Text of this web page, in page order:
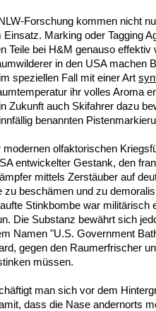
Forschung kommen nicht
Einsatz. Marking oder Tagging
Teile bei H&M genauso effektiv
in den USA machen
speziellen Fall mit einer Art
ihr volles Aroma
Zukunft auch Skifahrer dazu
benannten
olfaktorischen
entwickelter Gestank, den
mittels Zerstäuber auf
zu beschämen und zu
Stinkbombe war militärisch
Die Substanz bewährt sich
Namen "U.S. Government
gegen den Raumerfrischer
müssen.
man sich vor dem
dass die Nase andernorts